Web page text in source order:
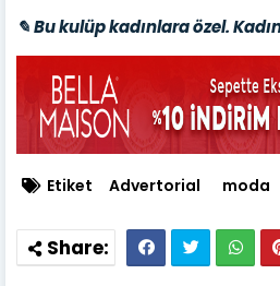
✎ Bu kulüp kadınlara özel.
Etiket Advertorial moda